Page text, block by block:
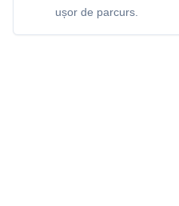
ușor de parcurs.